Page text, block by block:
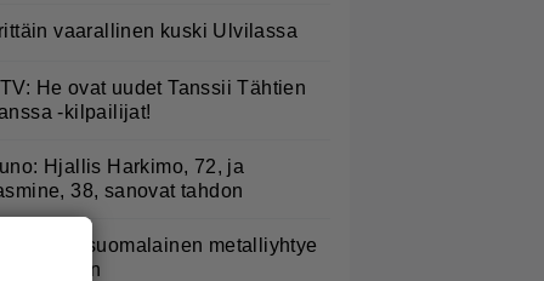
vaarallinen kuski Ulvilassa
He ovat uudet Tanssii Tähtien
-kilpailijat!
Hjallis Harkimo, 72, ja
38, sanovat tahdon
suomalainen metalliyhtye
paluun